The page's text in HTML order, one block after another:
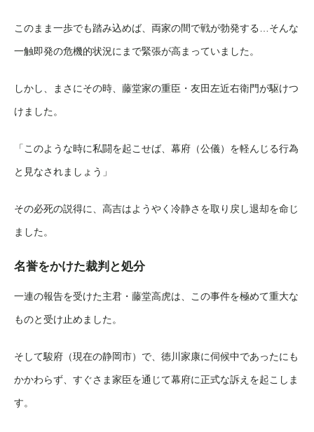
このまま一歩でも踏み込めば、両家の間で戦が勃発する…そんな
一触即発の危機的状況にまで緊張が高まっていました。
しかし、まさにその時、藤堂家の重臣・友田左近右衛門が駆けつ
けました。
「このような時に私闘を起こせば、幕府（公儀）を軽んじる行為
と見なされましょう」
その必死の説得に、高吉はようやく冷静さを取り戻し退却を命じ
ました。
名誉をかけた裁判と処分
一連の報告を受けた主君・藤堂高虎は、この事件を極めて重大な
ものと受け止めました。
そして駿府（現在の静岡市）で、徳川家康に伺候中であったにも
かかわらず、すぐさま家臣を通じて幕府に正式な訴えを起こしま
す。